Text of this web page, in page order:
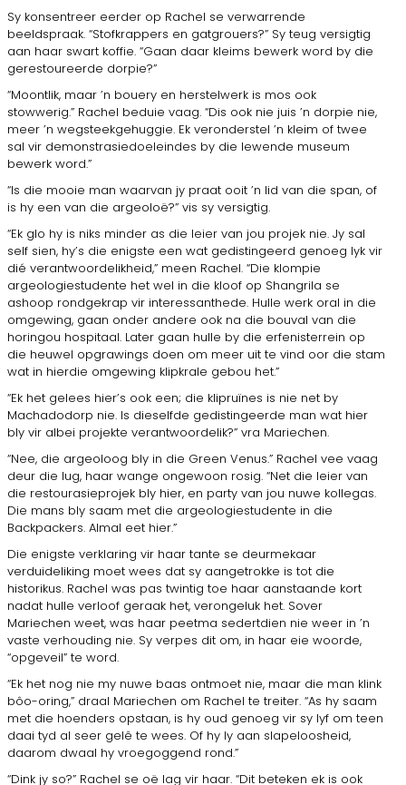
Sy konsentreer eerder op Rachel se verwarrende
beeldspraak. “Stofkrappers en gatgrouers?” Sy teug versigtig
aan haar swart koffie. “Gaan daar kleims bewerk word by die
gerestoureerde dorpie?”
“Moontlik, maar ’n bouery en herstelwerk is mos ook
stowwerig.” Rachel beduie vaag. “Dis ook nie juis ’n dorpie nie,
meer ’n wegsteekgehuggie. Ek veronderstel ’n kleim of twee
sal vir demonstrasiedoeleindes by die lewende museum
bewerk word.”
“Is die mooie man waarvan jy praat ooit ’n lid van die span, of
is hy een van die argeoloë?” vis sy versigtig.
“Ek glo hy is niks minder as die leier van jou projek nie. Jy sal
self sien, hy’s die enigste een wat gedistingeerd genoeg lyk vir
dié verantwoordelikheid,” meen Rachel. “Die klompie
argeologiestudente het wel in die kloof op Shangrila se
ashoop rondgekrap vir interessanthede. Hulle werk oral in die
omgewing, gaan onder andere ook na die bouval van die
horingou hospitaal. Later gaan hulle by die erfenisterrein op
die heuwel opgrawings doen om meer uit te vind oor die stam
wat in hierdie omgewing klipkrale gebou het.”
“Ek het gelees hier’s ook een; die klipruïnes is nie net by
Machadodorp nie. Is dieselfde gedistingeerde man wat hier
bly vir albei projekte verantwoordelik?” vra Mariechen.
“Nee, die argeoloog bly in die Green Venus.” Rachel vee vaag
deur die lug, haar wange ongewoon rosig. “Net die leier van
die restourasieprojek bly hier, en party van jou nuwe kollegas.
Die mans bly saam met die argeologiestudente in die
Backpackers. Almal eet hier.”
Die enigste verklaring vir haar tante se deurmekaar
verduideliking moet wees dat sy aangetrokke is tot die
historikus. Rachel was pas twintig toe haar aanstaande kort
nadat hulle verloof geraak het, verongeluk het. Sover
Mariechen weet, was haar peetma sedertdien nie weer in ’n
vaste verhouding nie. Sy verpes dit om, in haar eie woorde,
“opgeveil” te word.
“Ek het nog nie my nuwe baas ontmoet nie, maar die man klink
bôo-oring,” draal Mariechen om Rachel te treiter. “As hy saam
met die hoenders opstaan, is hy oud genoeg vir sy lyf om teen
daai tyd al seer gelê te wees. Of hy ly aan slapeloosheid,
daarom dwaal hy vroegoggend rond.”
“Dink jy so?” Rachel se oë lag vir haar. “Dit beteken ek is ook